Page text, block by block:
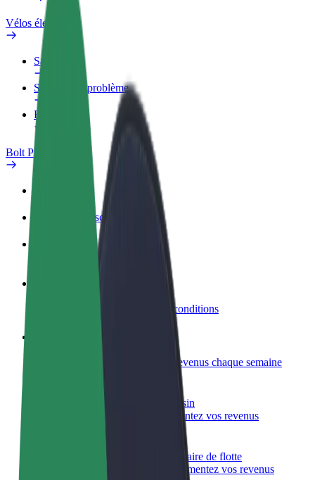
Vélos électriques
Safety Lab
Signaler un problème
FAQ
Bolt Plus
Comment s'inscrire
Générez des revenus selon vos conditions
Livrez des repas et générez des revenus chaque semaine
Ajouter un restaurant ou un magasin
Atteignez plus de clients et augmentez vos revenus
Inscrivez-vous en tant que propriétaire de flotte
Ajoutez votre flotte sur Bolt et augmentez vos revenus